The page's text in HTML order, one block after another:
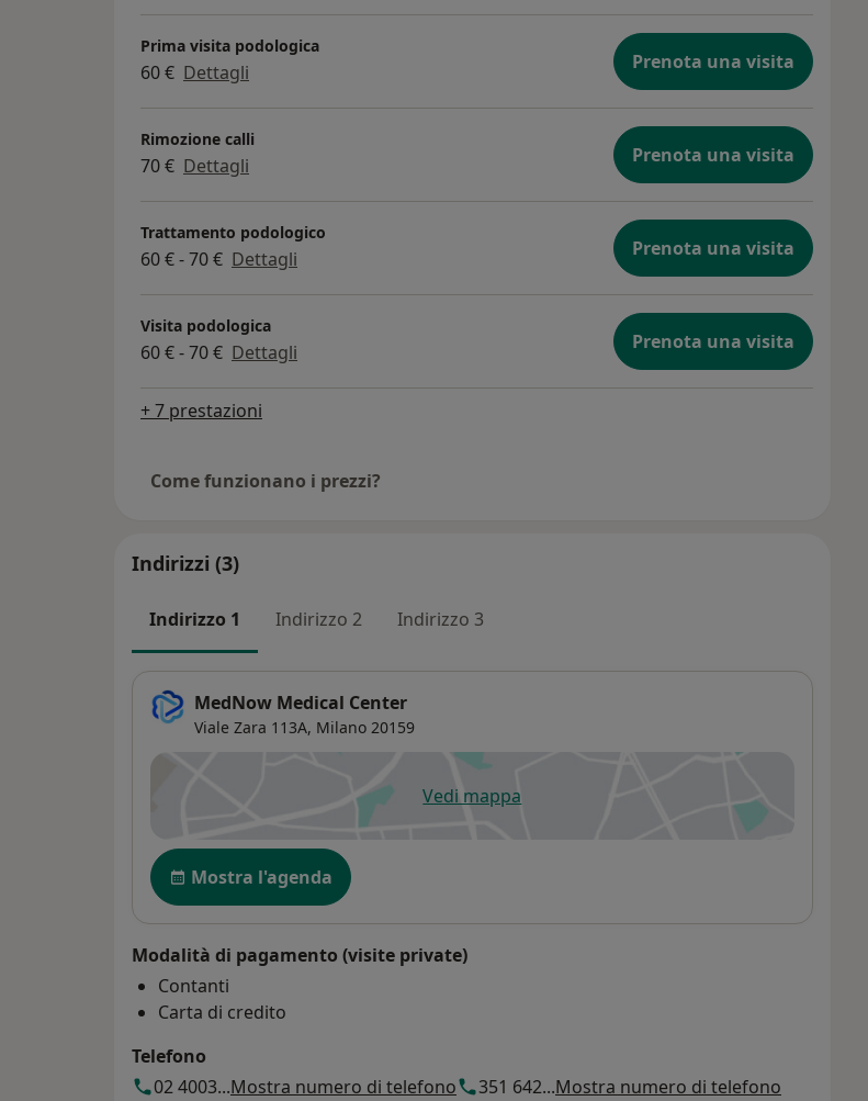
Prima visita podologica
60 € Dettagli Prenota una visita
Rimozione calli
70 € Dettagli Prenota una visita
Trattamento podologico
60 € - 70 € Dettagli Prenota una visita
Visita podologica
60 € - 70 € Dettagli Prenota una visita
+ 7 prestazioni
Come funzionano i prezzi?
Indirizzi (3)
Indirizzo 1 Indirizzo 2 Indirizzo 3
MedNow Medical Center
Viale Zara 113A, Milano 20159
Vedi mappasi apre in una nuova scheda
Disponibilità
Mostra l'agenda
Modalità di pagamento (visite private)
Contanti
Carta di credito
Telefono
02 4003...Mostra numero di telefono 351 642...Mostra numero di telefono